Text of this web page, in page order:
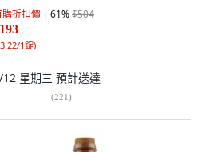
購折扣價 61%$504
1錠)
星期三 預計送達
(221)